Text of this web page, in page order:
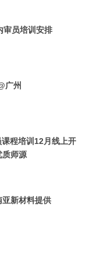
审员培训安排
广州
程培训12月线上开
质师源
新材料提供